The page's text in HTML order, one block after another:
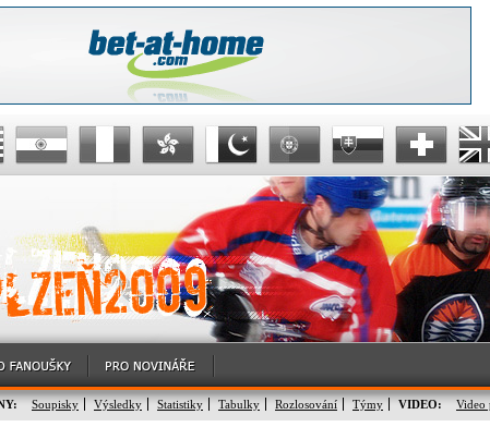
Soupisky Výsledky Statistiky Tabulky Rozlosování Týmy VIDEO: Video